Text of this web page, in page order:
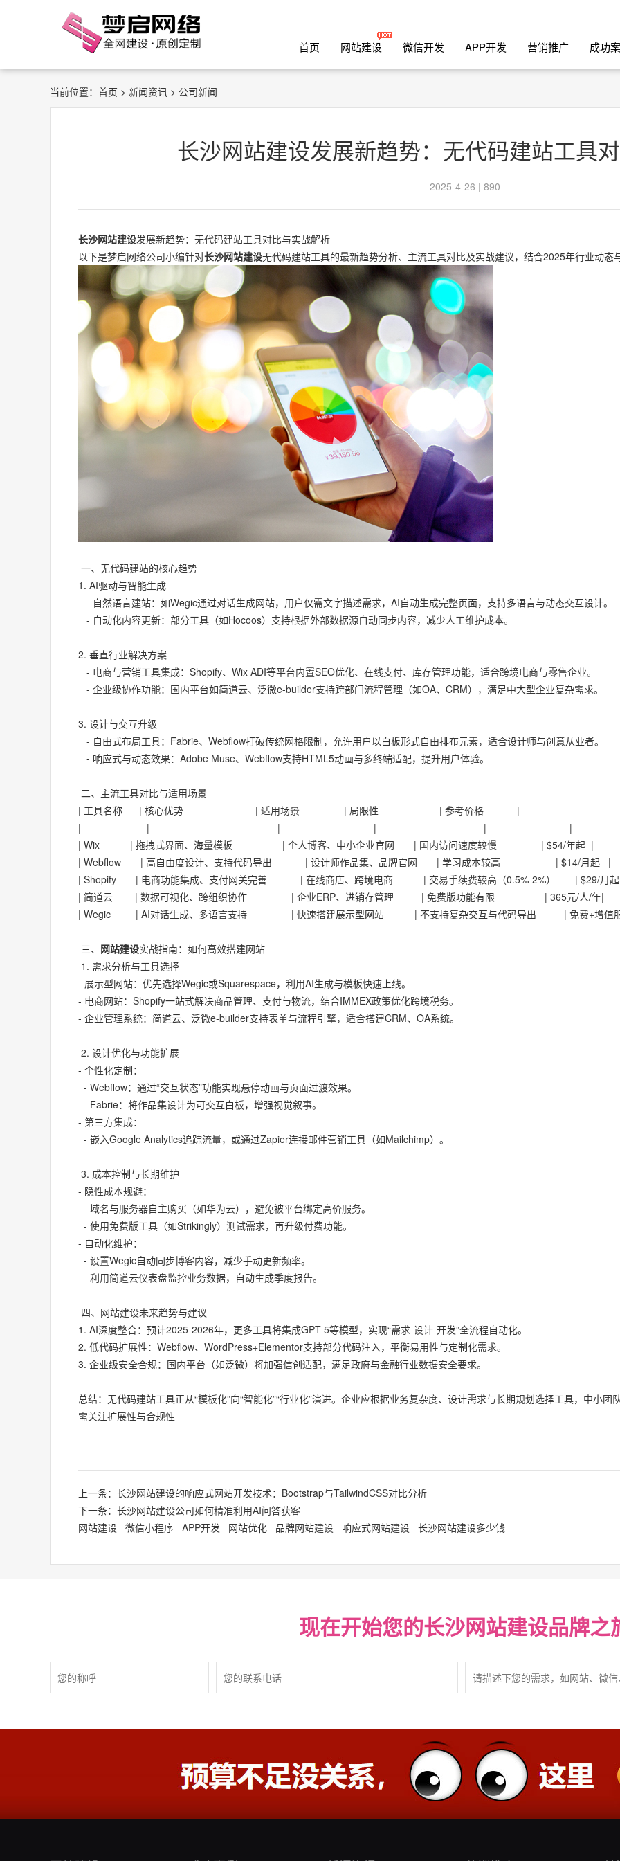
首页 网站建设 微信开发 APP开发 营销推广 成功
当前位置： 首页 > 新闻资讯 > 公司新闻
长沙网站建设发展新趋势：无代码建站工具
2025-4-26 | 890
长沙网站建设发展新趋势：无代码建站工具对比与实战解析
以下是梦启网络公司小编针对长沙网站建设无代码建站工具的最新趋势分析、主流工具对比及实战建议，结合2025年行业动态
一、无代码建站的核心趋势
1. AI驱动与智能生成
- 自然语言建站：如Wegic通过对话生成网站，用户仅需文字描述需求，AI自动生成完整页面，支持多语言与动态交互设计。
- 自动化内容更新：部分工具（如Hocoos）支持根据外部数据源自动同步内容，减少人工维护成本。
2. 垂直行业解决方案
- 电商与营销工具集成：Shopify、Wix ADI等平台内置SEO优化、在线支付、库存管理功能，适合跨境电商与零售企业。
- 企业级协作功能：国内平台如简道云、泛微e-builder支持跨部门流程管理（如OA、CRM），满足中大型企业复杂需求。
3. 设计与交互升级
- 自由式布局工具：Fabrie、Webflow打破传统网格限制，允许用户以白板形式自由排布元素，适合设计师与创意从业者。
- 响应式与动态效果：Adobe Muse、Webflow支持HTML5动画与多终端适配，提升用户体验。
二、主流工具对比与适用场景
| 工具名称 | 核心优势 | 适用场景 | 局限性 | 参考价格 |
|-------------------|-------------------------------------|---------------------------|-------------------------------|------------------------|
| Wix | 拖拽式界面、海量模板 | 个人博客、中小企业官网 | 国内访问速度较慢 | $54/年起 |
| Webflow | 高自由度设计、支持代码导出 | 设计师作品集、品牌官网 | 学习成本较高 | $14/月起 |
| Shopify | 电商功能集成、支付网关完善 | 在线商店、跨境电商 | 交易手续费较高（0.5%-2%） | $29/月
| 简道云 | 数据可视化、跨组织协作 | 企业ERP、进销存管理 | 免费版功能有限 | 365元/人/年|
| Wegic | AI对话生成、多语言支持 | 快速搭建展示型网站 | 不支持复杂交互与代码导出 | 免费+增值
三、 网站建设实战指南：如何高效搭建网站
1. 需求分析与工具选择
- 展示型网站：优先选择Wegic或Squarespace，利用AI生成与模板快速上线。
- 电商网站：Shopify一站式解决商品管理、支付与物流，结合IMMEX政策优化跨境税务。
- 企业管理系统：简道云、泛微e-builder支持表单与流程引擎，适合搭建CRM、OA系统。
2. 设计优化与功能扩展
- 个性化定制：
- Webflow：通过“交互状态”功能实现悬停动画与页面过渡效果。
- Fabrie：将作品集设计为可交互白板，增强视觉叙事。
- 第三方集成：
- 嵌入Google Analytics追踪流量，或通过Zapier连接邮件营销工具（如Mailchimp）。
3. 成本控制与长期维护
- 隐性成本规避：
- 域名与服务器自主购买（如华为云），避免被平台绑定高价服务。
- 使用免费版工具（如Strikingly）测试需求，再升级付费功能。
- 自动化维护：
- 设置Wegic自动同步博客内容，减少手动更新频率。
- 利用简道云仪表盘监控业务数据，自动生成季度报告。
四、网站建设未来趋势与建议
1. AI深度整合：预计2025-2026年，更多工具将集成GPT-5等模型，实现“需求-设计-开发”全流程自动化。
2. 低代码扩展性：Webflow、WordPress+Elementor支持部分代码注入，平衡易用性与定制化需求。
3. 企业级安全合规：国内平台（如泛微）将加强信创适配，满足政府与金融行业数据安全要求。
总结：无代码建站工具正从“模板化”向“智能化”“行业化”演进。企业应根据业务复杂度、设计需求与长期规划选择工具，中小
需关注扩展性与合规性
上一条：长沙网站建设的响应式网站开发技术：Bootstrap与TailwindCSS对比分析
下一条：长沙网站建设公司如何精准利用AI问答获客
网站建设 微信小程序 APP开发 网站优化 品牌网站建设 响应式网站建设 长沙网站建设多少钱
现在开始您的长沙网站建设品牌之